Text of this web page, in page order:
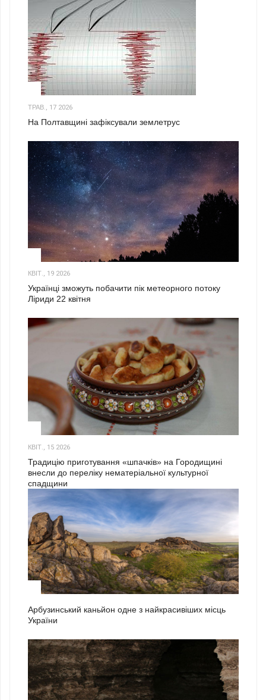
ТРАВ., 17 2026
На Полтавщині зафіксували землетрус
КВІТ., 19 2026
Українці зможуть побачити пік метеорного потоку
Ліриди 22 квітня
КВІТ., 15 2026
Традицію приготування «шпачків» на Городищині
внесли до переліку нематеріальної культурної
спадщини
Арбузинський каньйон одне з найкрасивіших місць
України